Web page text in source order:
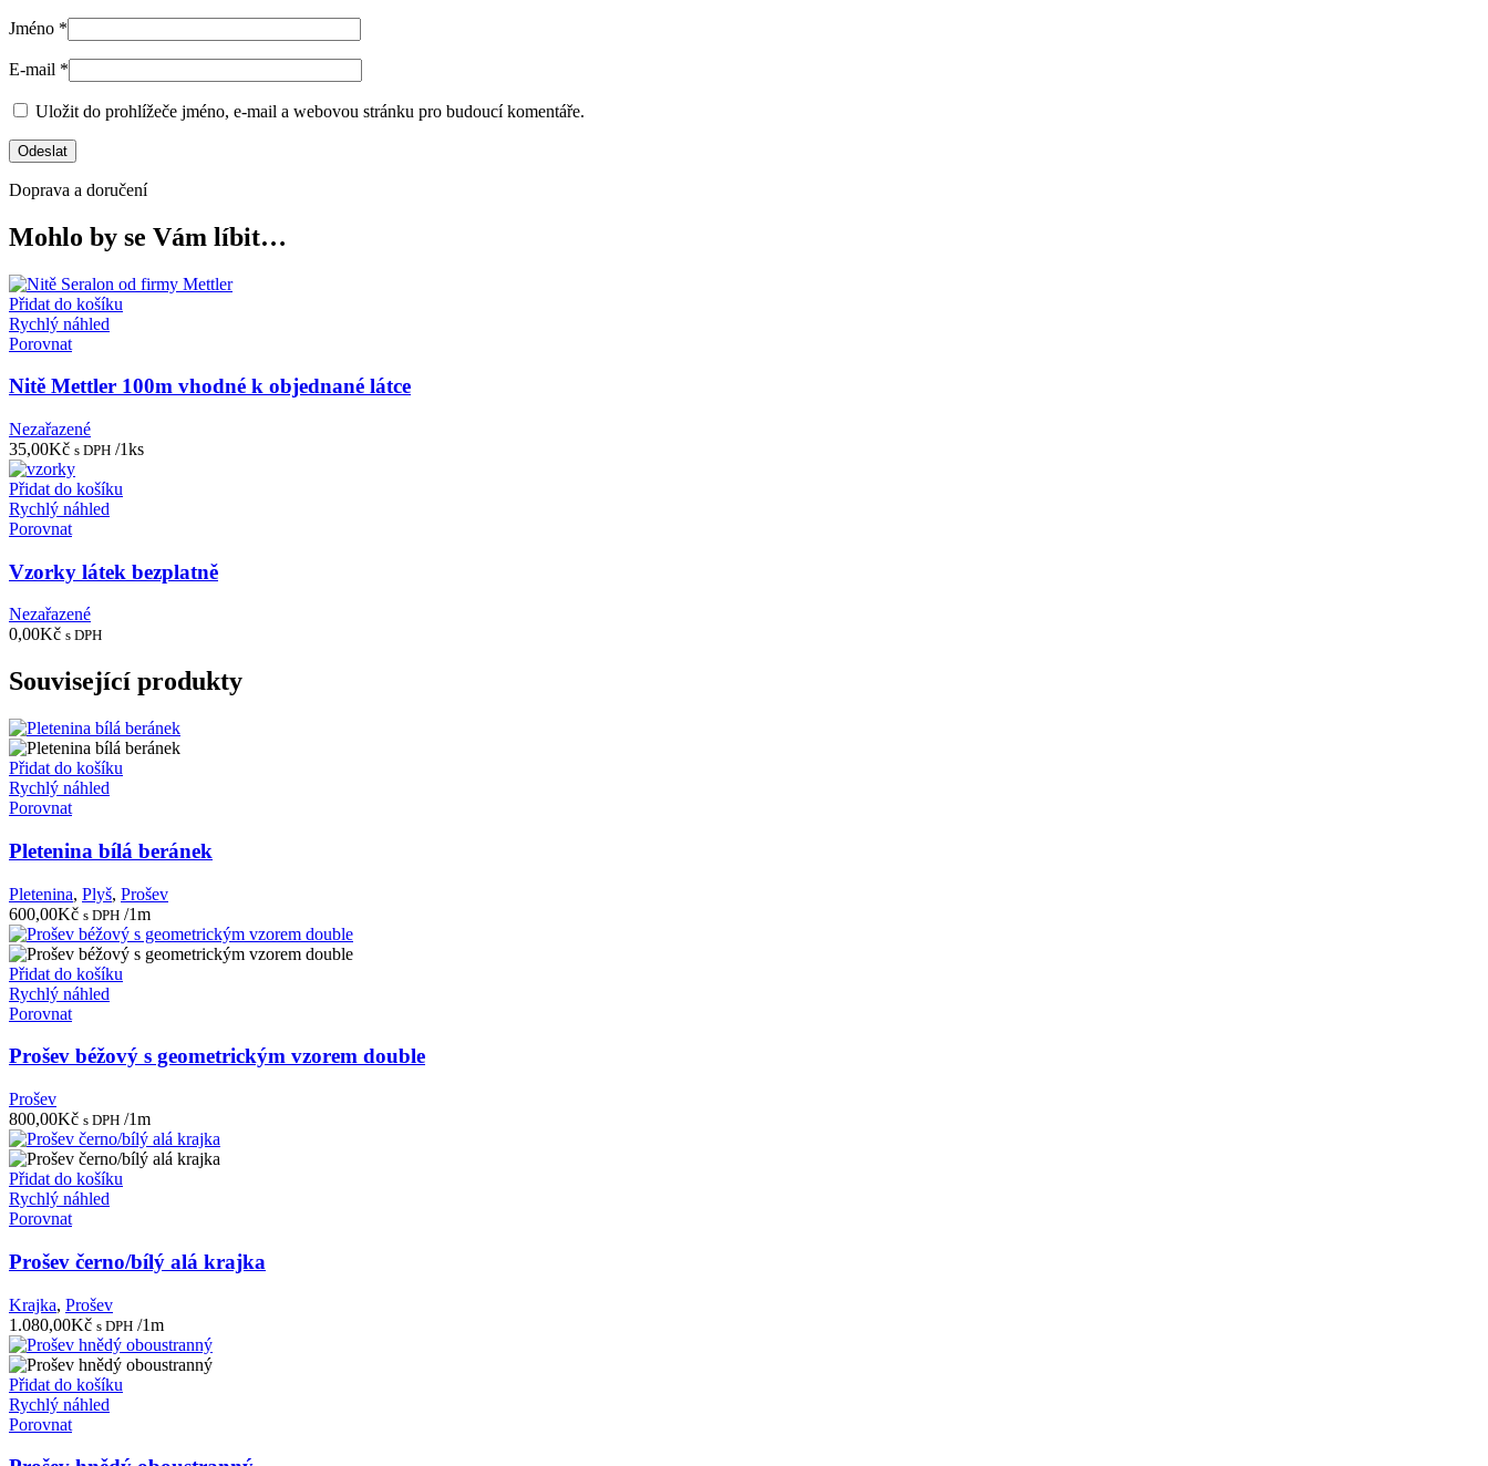
Jméno *
E-mail *
Uložit do prohlížeče jméno, e-mail a webovou stránku pro budoucí komentáře.
Doprava a doručení
Mohlo by se Vám líbit…
Přidat do košíku
Rychlý náhled
Porovnat
Nitě Mettler 100m vhodné k objednané látce
Nezařazené
35,00Kč s DPH /1ks
Přidat do košíku
Rychlý náhled
Porovnat
Vzorky látek bezplatně
Nezařazené
0,00Kč s DPH
Související produkty
Přidat do košíku
Rychlý náhled
Porovnat
Pletenina bílá beránek
Pletenina, Plyš, Prošev
600,00Kč s DPH /1m
Přidat do košíku
Rychlý náhled
Porovnat
Prošev béžový s geometrickým vzorem double
Prošev
800,00Kč s DPH /1m
Přidat do košíku
Rychlý náhled
Porovnat
Prošev černo/bílý alá krajka
Krajka, Prošev
1.080,00Kč s DPH /1m
Přidat do košíku
Rychlý náhled
Porovnat